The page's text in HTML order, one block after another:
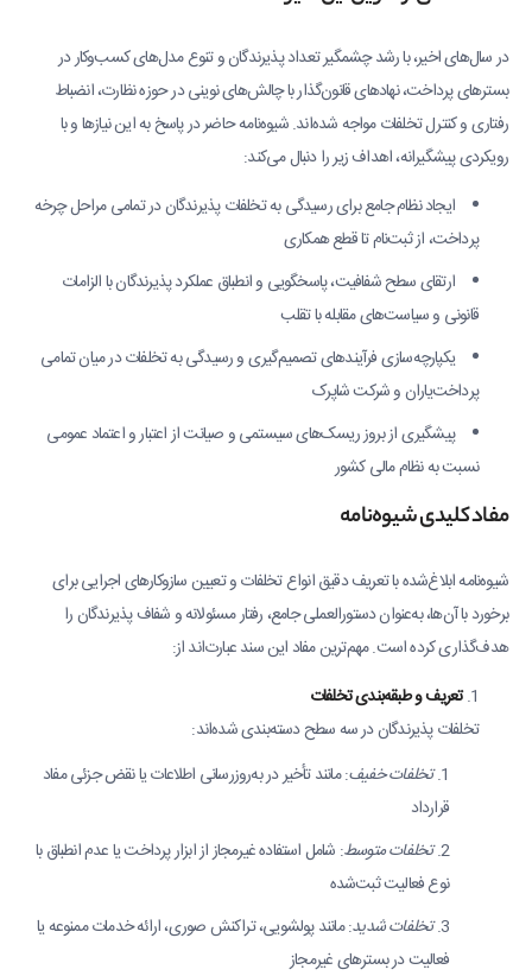
در سال‌های اخیر، با رشد چشمگیر تعداد پذیرندگان و تنوع مدل‌های کسب‌وکار در
بسترهای پرداخت، نهادهای قانون‌گذار با چالش‌های نوینی در حوزه نظارت، انضباط
رفتاری و کنترل تخلفات مواجه شده‌اند. شیوه‌نامه حاضر در پاسخ به این نیازها و با
رویکردی پیشگیرانه، اهداف زیر را دنبال می‌کند:
ایجاد نظام جامع برای رسیدگی به تخلفات پذیرندگان در تمامی مراحل چرخه
پرداخت، از ثبت‌نام تا قطع همکاری
ارتقای سطح شفافیت، پاسخگویی و انطباق عملکرد پذیرندگان با الزامات
قانونی و سیاست‌های مقابله با تقلب
یکپارچه‌سازی فرآیندهای تصمیم‌گیری و رسیدگی به تخلفات در میان تمامی
پرداخت‌یاران و شرکت شاپرک
پیشگیری از بروز ریسک‌های سیستمی و صیانت از اعتبار و اعتماد عمومی
نسبت به نظام مالی کشور
مفاد کلیدی شیوه‌نامه
شیوه‌نامه ابلاغ‌شده با تعریف دقیق انواع تخلفات و تعیین سازوکارهای اجرایی برای
برخورد با آن‌ها، به‌عنوان دستورالعملی جامع، رفتار مسئولانه و شفاف پذیرندگان را
هدف‌گذاری کرده است. مهم‌ترین مفاد این سند عبارت‌اند از:
تعریف و طبقه‌بندی تخلفات
تخلفات پذیرندگان در سه سطح دسته‌بندی شده‌اند:
تخلفات خفیف: مانند تأخیر در به‌روزرسانی اطلاعات یا نقض جزئی مفاد
قرارداد
تخلفات متوسط: شامل استفاده غیرمجاز از ابزار پرداخت یا عدم انطباق با
نوع فعالیت ثبت‌شده
تخلفات شدید: مانند پولشویی، تراکنش صوری، ارائه خدمات ممنوعه یا
فعالیت در بسترهای غیرمجاز